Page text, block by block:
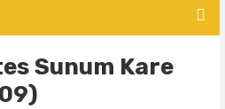
Sunum Kare